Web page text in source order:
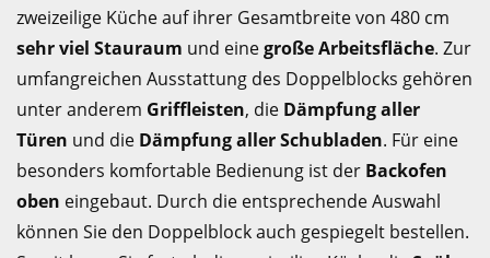
zweizeilige Küche auf ihrer Gesamtbreite von 480 cm
sehr viel Stauraum und einegroße Arbeitsfläche. Zur
umfangreichen Ausstattung des Doppelblocks gehören
unter anderem Griffleisten, die Dämpfung aller
Türen und die Dämpfung aller Schubladen. Für eine
besonders komfortable Bedienung ist der Backofen
oben eingebaut. Durch die entsprechende Auswahl
können Sie den Doppelblock auch gespiegelt bestellen.